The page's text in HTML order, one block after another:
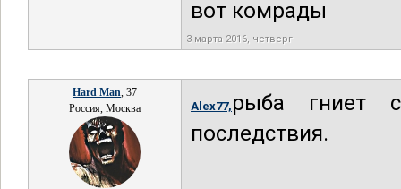
вот комрады
3 марта 2016, четверг
Hard Man, 37
Россия, Москва
Alex77, рыба гниет
последствия.